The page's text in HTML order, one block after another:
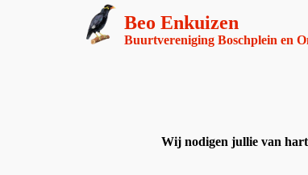
Beo Enkuizen
Buurtvereniging Boschplein en
Wij nodigen jullie van